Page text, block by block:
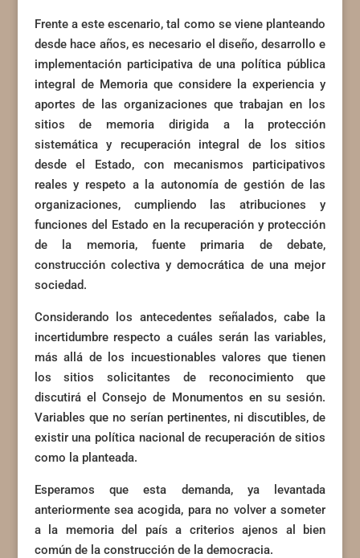
Frente a este escenario, tal como se viene planteando
desde hace años, es necesario el diseño, desarrollo e
implementación participativa de una política pública
integral de Memoria que considere la experiencia y
aportes de las organizaciones que trabajan en los
sitios de memoria dirigida a la protección
sistemática y recuperación integral de los sitios
desde el Estado, con mecanismos participativos
reales y respeto a la autonomía de gestión de las
organizaciones, cumpliendo las atribuciones y
funciones del Estado en la recuperación y protección
de la memoria, fuente primaria de debate,
construcción colectiva y democrática de una mejor
sociedad.
Considerando los antecedentes señalados, cabe la
incertidumbre respecto a cuáles serán las variables,
más allá de los incuestionables valores que tienen
los sitios solicitantes de reconocimiento que
discutirá el Consejo de Monumentos en su sesión.
Variables que no serían pertinentes, ni discutibles, de
existir una política nacional de recuperación de sitios
como la planteada.
Esperamos que esta demanda, ya levantada
anteriormente sea acogida, para no volver a someter
a la memoria del país a criterios ajenos al bien
común de la construcción de la democracia.